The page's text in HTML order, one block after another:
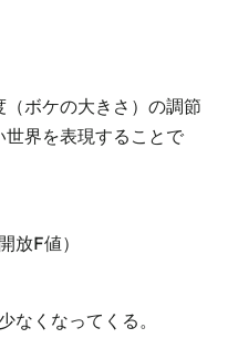
ボケの大きさ）の調節
界を表現することで
放F値）
なくなってくる。